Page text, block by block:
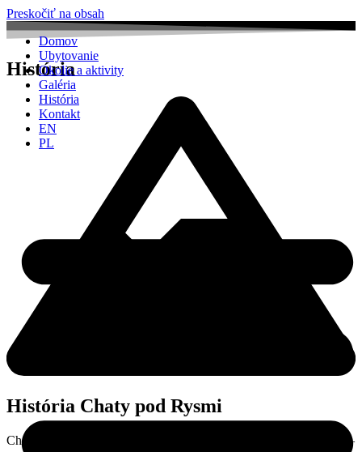
Preskočiť na obsah
Domov
Ubytovanie
Okolie a aktivity
Galéria
História
Kontakt
EN
PL
História
História Chaty pod Rysmi
Chata pod Rysmi je najvyššie položená horská chata na Slovensku –